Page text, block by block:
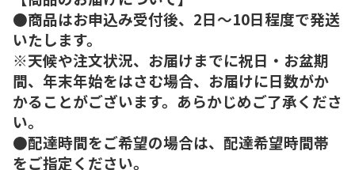
●商品はお申込み受付後、2日～10日程度で発送
いたします。
※天候や注文状況、お届けまでに祝日・お盆期
間、年末年始をはさむ場合、お届けに日数がか
かることがございます。あらかじめご了承くださ
い。
●配達時間をご希望の場合は、配達希望時間帯
をご指定ください。